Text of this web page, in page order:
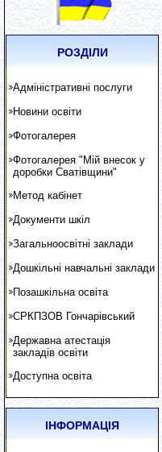
РОЗДІЛИ
Адміністративні послуги
Новини освіти
Фотогалерея
Фотогалерея "Мій внесок у
доробки Сватівщини"
Метод кабінет
Документи шкіл
Загальноосвітні заклади
Дошкільні навчальні заклади
Позашкільна освіта
СРКПЗОВ Гончарівський
Державна атестація
закладів освіти
Доступна освіта
ІНФОРМАЦІЯ